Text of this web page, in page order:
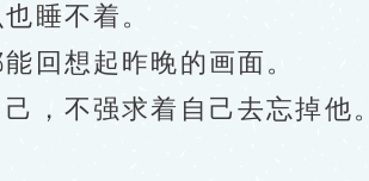
睡不着。
回想起昨晚的画面。
不强求着自己去忘掉他。